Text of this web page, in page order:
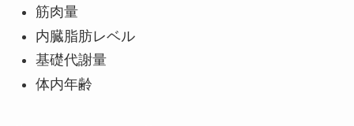
筋肉量
内臓脂肪レベル
基礎代謝量
体内年齢